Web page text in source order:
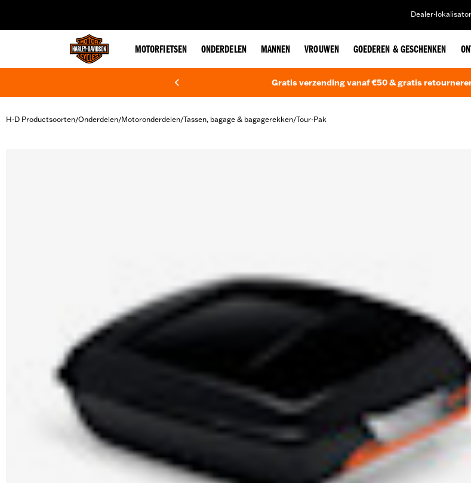
Dealer-lokalisator
MOTORFIETSEN ONDERDELEN MANNEN VROUWEN GOEDEREN & GESCHENKEN
Gratis verzending vanaf €50 & gratis
H-D Productsoorten/Onderdelen/Motoronderdelen/Tassen, bagage & bagagerekken/Tour-Pak